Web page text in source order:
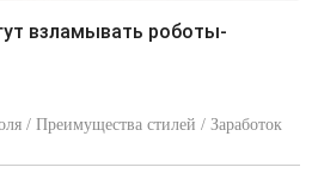
/ Преимущества стилей / Заработок